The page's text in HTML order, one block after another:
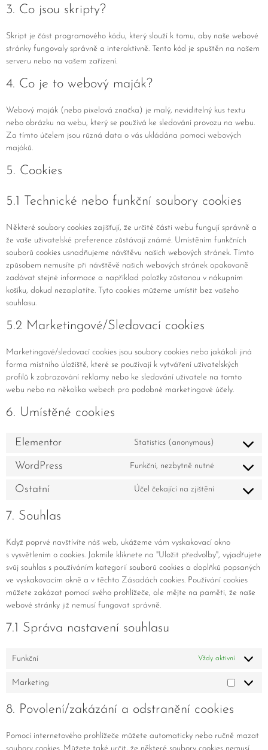
3. Co jsou skripty?
Skript je část programového kódu, který slouží k tomu, aby naše webové
stránky fungovaly správně a interaktivně. Tento kód je spuštěn na našem
serveru nebo na vašem zařízení.
4. Co je to webový maják?
Webový maják (nebo pixelová značka) je malý, neviditelný kus textu
nebo obrázku na webu, který se používá ke sledování provozu na webu.
Za tímto účelem jsou různá data o vás ukládána pomocí webových
majáků.
5. Cookies
5.1 Technické nebo funkční soubory cookies
Některé soubory cookies zajišťují, že určité části webu fungují správně a
že vaše uživatelské preference zůstávají známé. Umístěním funkčních
souborů cookies usnadňujeme návštěvu našich webových stránek. Tímto
způsobem nemusíte při návštěvě našich webových stránek opakovaně
zadávat stejné informace a například položky zůstanou v nákupním
košíku, dokud nezaplatíte. Tyto cookies můžeme umístit bez vašeho
souhlasu.
5.2 Marketingové/Sledovací cookies
Marketingové/sledovací cookies jsou soubory cookies nebo jakákoli jiná
forma místního úložiště, které se používají k vytváření uživatelských
profilů k zobrazování reklamy nebo ke sledování uživatele na tomto
webu nebo na několika webech pro podobné marketingové účely.
6. Umístěné cookies
Elementor Statistics (anonymous)
WordPress Funkční, nezbytně nutné
Ostatní Účel čekající na zjištění
7. Souhlas
Když poprvé navštívíte náš web, ukážeme vám vyskakovací okno
s vysvětlením o cookies. Jakmile kliknete na "Uložit předvolby", vyjadřujete
svůj souhlas s používáním kategorií souborů cookies a doplňků popsaných
ve vyskakovacím okně a v těchto Zásadách cookies. Používání cookies
můžete zakázat pomocí svého prohlížeče, ale mějte na paměti, že naše
webové stránky již nemusí fungovat správně.
7.1 Správa nastavení souhlasu
Funkční Vždy aktivní
Marketing
8. Povolení/zakázání a odstranění cookies
Pomocí internetového prohlížeče můžete automaticky nebo ručně mazat
soubory cookies. Můžete také určit, že některé soubory cookies nemusí